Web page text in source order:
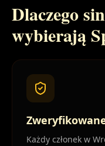
Dlaczego
wybierają
Każdy członek w